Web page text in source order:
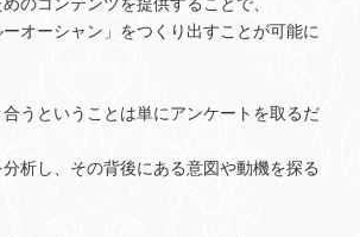
のコンテンツを提供することで、
オーシャン」をつくり出すことが可能に
うということは単にアンケートを取るだ
析し、その背後にある意図や動機を探る